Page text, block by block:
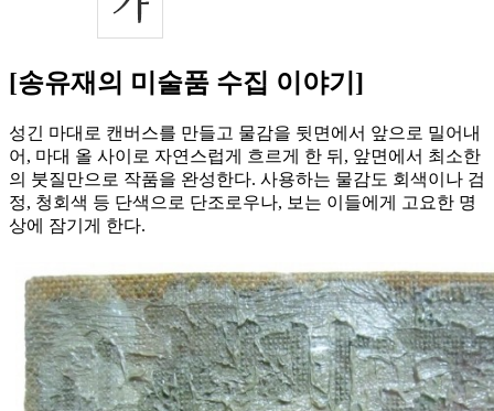
[송유재의 미술품 수집 이야기]
성긴 마대로 캔버스를 만들고 물감을 뒷면에서 앞으로 밀어내
어, 마대 올 사이로 자연스럽게 흐르게 한 뒤, 앞면에서 최소한
의 붓질만으로 작품을 완성한다. 사용하는 물감도 회색이나 검
정, 청회색 등 단색으로 단조로우나, 보는 이들에게 고요한 명
상에 잠기게 한다.